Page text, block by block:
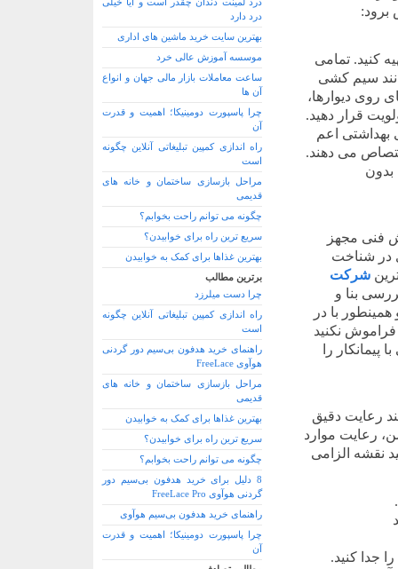
برود:
کنید. تمامی
سیم کشی
روی دیوارها،
قرار دهید.
اعم
می دهند.
بدون
فنی مجهز
در شناخت
شرکت
بنا و
با در
نکنید
را
رعایت دقیق
رعایت موارد
نقشه الزامی
جدا کنید.
درد دارد
بهترین سایت خرید ماشین های اداری
موسسه آموزش عالی خرد
ساعت معاملات بازار مالی جهان و انواع
آن ها
چرا پاسپورت دومینیکا؛ اهمیت و قدرت
آن
راه اندازی کمپین تبلیغاتی آنلاین چگونه
است
مراحل بازسازی ساختمان و خانه های
قدیمی
چگونه می توانم راحت بخوابم؟
سریع ترین راه برای خوابیدن؟
بهترین غذاها برای کمک به خوابیدن
برترین مطالب
چرا دست میلرزد
راه اندازی کمپین تبلیغاتی آنلاین چگونه
است
راهنمای خرید هدفون بی‌سیم دور گردنی
هوآوی FreeLace
مراحل بازسازی ساختمان و خانه های
قدیمی
بهترین غذاها برای کمک به خوابیدن
سریع ترین راه برای خوابیدن؟
چگونه می توانم راحت بخوابم؟
8 دلیل برای خرید هدفون بی‌سیم دور
گردنی هوآوی FreeLace Pro
راهنمای خرید هدفون بی‌سیم هوآوی
چرا پاسپورت دومینیکا؛ اهمیت و قدرت
آن